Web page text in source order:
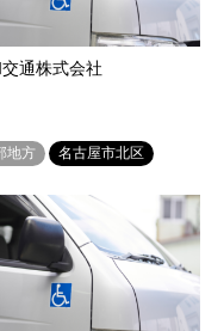
通株式会社
地方 名古屋市北区